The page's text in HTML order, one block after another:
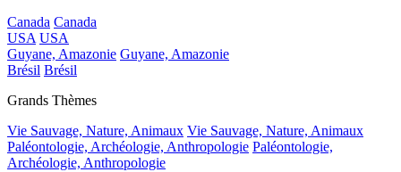
Canada Canada
USA USA
Guyane, Amazonie Guyane, Amazonie
Brésil Brésil
Grands Thèmes
Vie Sauvage, Nature, Animaux Vie Sauvage, Nature, Animaux
Paléontologie, Archéologie, Anthropologie Paléontologie,
Archéologie, Anthropologie